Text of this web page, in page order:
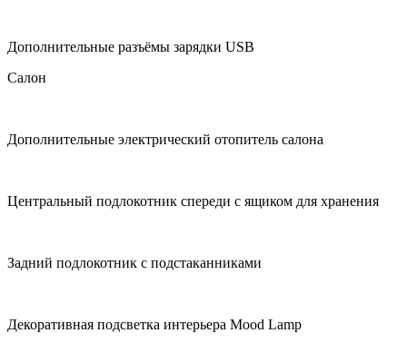
Дополнительные разъёмы зарядки USB
Салон
Дополнительные электрический отопитель салона
Центральный подлокотник спереди с ящиком для хранения
Задний подлокотник с подстаканниками
Декоративная подсветка интерьера Mood Lamp